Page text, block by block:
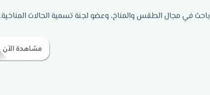
باحث في مجال الطقس والمناخ، وعضو لجنة تسمية الحالات المناخية.